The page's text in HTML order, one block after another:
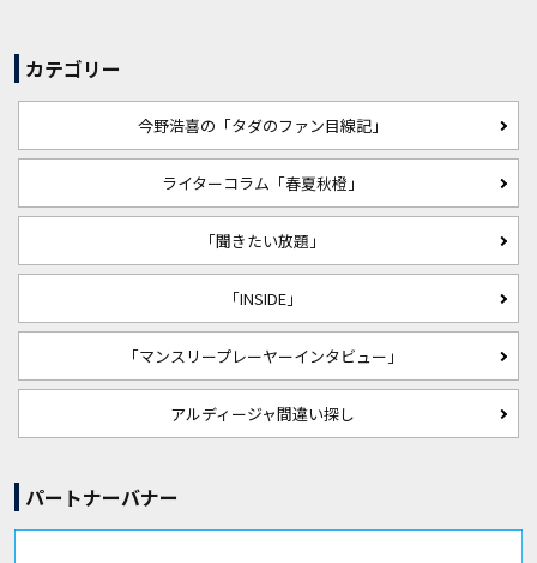
カテゴリー
今野浩喜の「タダのファン目線記」
ライターコラム「春夏秋橙」
「聞きたい放題」
「INSIDE」
「マンスリープレーヤーインタビュー」
アルディージャ間違い探し
パートナーバナー